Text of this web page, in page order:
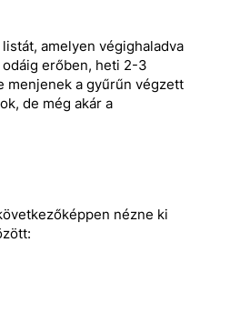
amelyen végighaladva
erőben, heti 2-3
menjenek a gyűrűn végzett
de még akár a
nézne ki